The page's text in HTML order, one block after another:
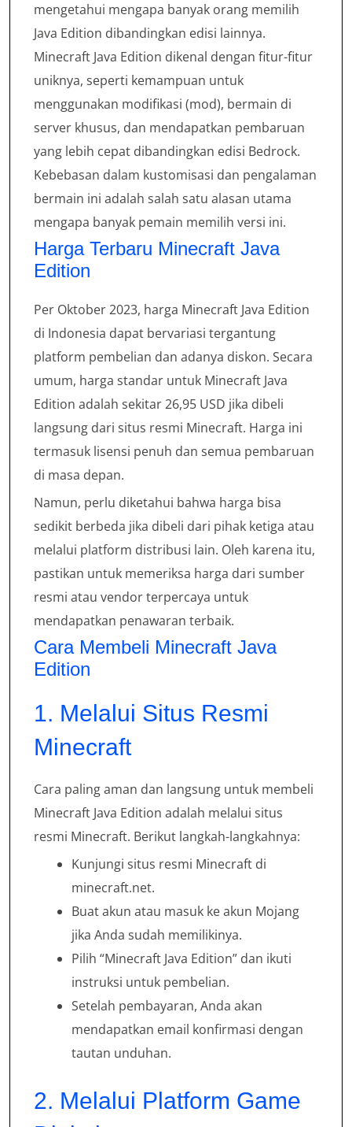
mengetahui mengapa banyak orang memilih
Java Edition dibandingkan edisi lainnya.
Minecraft Java Edition dikenal dengan fitur-fitur
uniknya, seperti kemampuan untuk
menggunakan modifikasi (mod), bermain di
server khusus, dan mendapatkan pembaruan
yang lebih cepat dibandingkan edisi Bedrock.
Kebebasan dalam kustomisasi dan pengalaman
bermain ini adalah salah satu alasan utama
mengapa banyak pemain memilih versi ini.
Harga Terbaru Minecraft Java
Edition
Per Oktober 2023, harga Minecraft Java Edition
di Indonesia dapat bervariasi tergantung
platform pembelian dan adanya diskon. Secara
umum, harga standar untuk Minecraft Java
Edition adalah sekitar 26,95 USD jika dibeli
langsung dari situs resmi Minecraft. Harga ini
termasuk lisensi penuh dan semua pembaruan
di masa depan.
Namun, perlu diketahui bahwa harga bisa
sedikit berbeda jika dibeli dari pihak ketiga atau
melalui platform distribusi lain. Oleh karena itu,
pastikan untuk memeriksa harga dari sumber
resmi atau vendor terpercaya untuk
mendapatkan penawaran terbaik.
Cara Membeli Minecraft Java
Edition
1. Melalui Situs Resmi
Minecraft
Cara paling aman dan langsung untuk membeli
Minecraft Java Edition adalah melalui situs
resmi Minecraft. Berikut langkah-langkahnya:
Kunjungi situs resmi Minecraft di
minecraft.net.
Buat akun atau masuk ke akun Mojang
jika Anda sudah memilikinya.
Pilih “Minecraft Java Edition” dan ikuti
instruksi untuk pembelian.
Setelah pembayaran, Anda akan
mendapatkan email konfirmasi dengan
tautan unduhan.
2. Melalui Platform Game